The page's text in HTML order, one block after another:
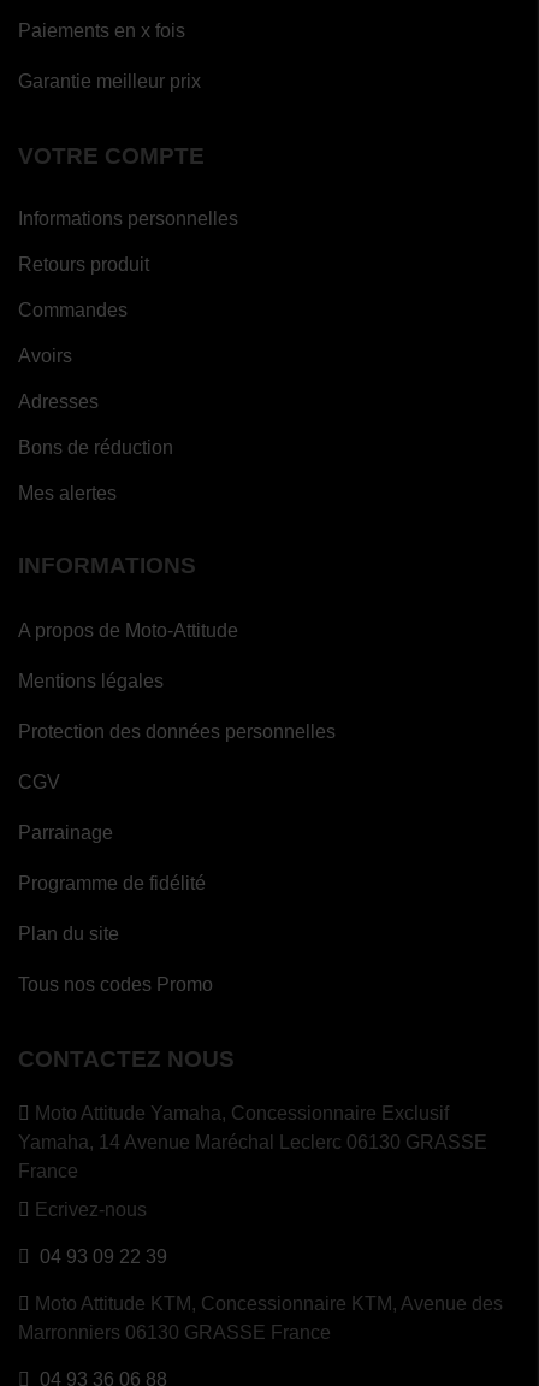
Paiements en x fois
Garantie meilleur prix
VOTRE COMPTE
Informations personnelles
Retours produit
Commandes
Avoirs
Adresses
Bons de réduction
Mes alertes
INFORMATIONS
A propos de Moto-Attitude
Mentions légales
Protection des données personnelles
CGV
Parrainage
Programme de fidélité
Plan du site
Tous nos codes Promo
CONTACTEZ NOUS
Moto Attitude Yamaha, Concessionnaire Exclusif
Yamaha, 14 Avenue Maréchal Leclerc 06130 GRASSE
France
Ecrivez-nous
04 93 09 22 39
Moto Attitude KTM, Concessionnaire KTM, Avenue des
Marronniers 06130 GRASSE France
04 93 36 06 88